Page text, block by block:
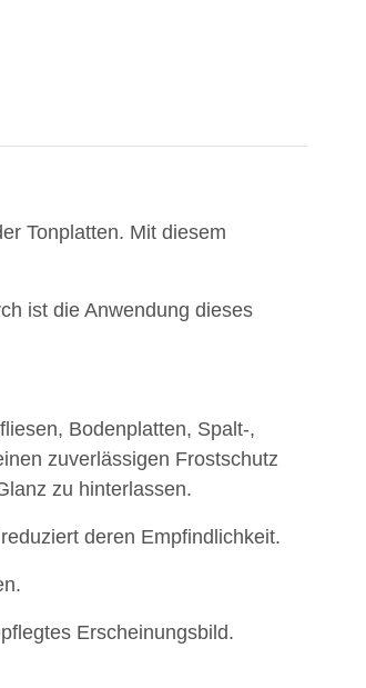
Tonplatten. Mit diesem
ist die Anwendung dieses
Bodenplatten, Spalt-,
zuverlässigen Frostschutz
zu hinterlassen.
deren Empfindlichkeit.
Erscheinungsbild.